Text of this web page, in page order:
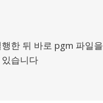
한 뒤 바로 pgm 파일을
습니다